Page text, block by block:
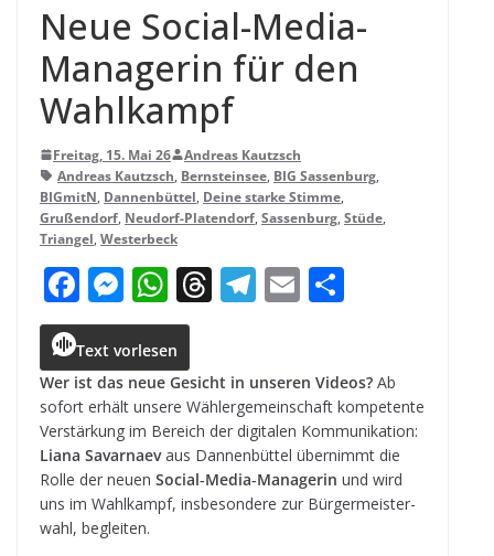
Neue Social-Media-
Mana­ge­rin für den
Wahlkampf
Freitag, 15. Mai 26
Andreas Kautzsch
Andreas Kautzsch, Bernsteinsee, BIG Sassenburg,
BIGmitN, Dannenbüttel, Deine starke Stimme,
Grußendorf, Neudorf-Platendorf, Sassenburg, Stüde,
Triangel, Westerbeck
F
a
c
e
b
o
o
k
M
e
ss
e
n
g
e
r
W
h
a
ts
A
p
p
T
e
a
d
s
T
g
r
a
m
E
l n
Text vorlesen
Wer ist das neue Gesicht in unse­ren Videos? Ab
sofort erhält unsere Wäh­ler­ge­mein­schaft kom­pe­tente
Ver­stär­kung im Bereich der digi­ta­len Kom­mu­ni­ka­tion:
Liana Savar­naevaus Dan­nen­büt­tel über­nimmt die
Rolle der neuen Social‑Media‑Managerin und wird
uns im Wahl­kampf, ins­be­son­dere zur Bür­ger­meis­ter­
wahl, begleiten.